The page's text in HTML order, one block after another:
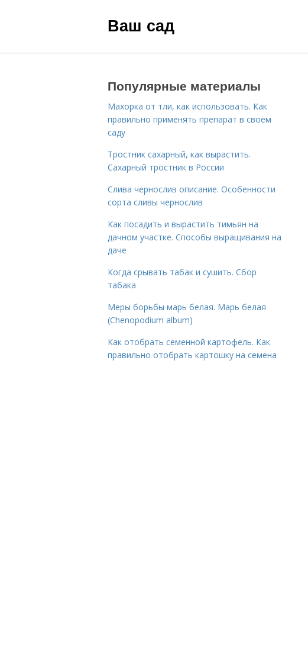
Ваш сад
Популярные материалы
Махорка от тли, как использовать. Как
правильно применять препарат в своём
саду
Тростник сахарный, как вырастить.
Сахарный тростник в России
Слива чернослив описание. Особенности
сорта сливы чернослив
Как посадить и вырастить тимьян на
дачном участке. Способы выращивания на
даче
Когда срывать табак и сушить. Сбор
табака
Меры борьбы марь белая. Марь белая
(Chenopodium album)
Как отобрать семенной картофель. Как
правильно отобрать картошку на семена